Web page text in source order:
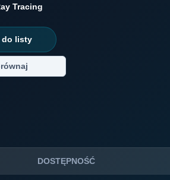
Tracing
do listy
DOSTĘPNOŚĆ